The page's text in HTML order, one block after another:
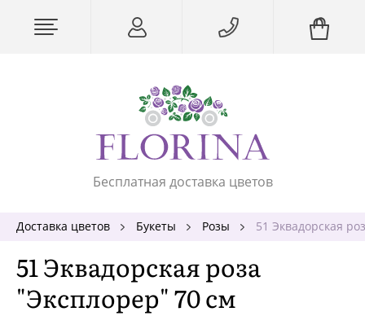
Бесплатная доставка цветов
Доставка цветов Букеты Розы 51 Эквадорская
51 Эквадорская роза
"Эксплорер" 70 см